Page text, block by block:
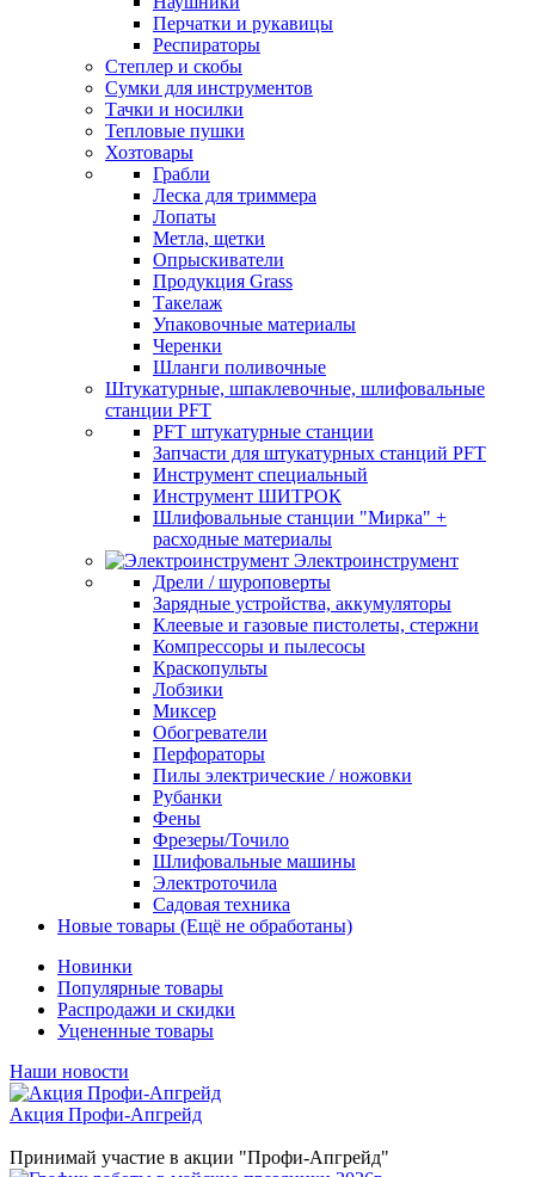
Перчатки и рукавицы
Респираторы
Степлер и скобы
Сумки для инструментов
Тачки и носилки
Тепловые пушки
Хозтовары
Грабли
Леска для триммера
Лопаты
Метла, щетки
Опрыскиватели
Продукция Grass
Такелаж
Упаковочные материалы
Черенки
Шланги поливочные
Штукатурные, шпаклевочные, шлифовальные
станции PFT
PFT штукатурные станции
Запчасти для штукатурных станций PFT
Инструмент специальный
Инструмент ШИТРОК
Шлифовальные станции "Мирка" +
расходные материалы
Электроинструмент
Дрели / шуроповерты
Зарядные устройства, аккумуляторы
Клеевые и газовые пистолеты, стержни
Компрессоры и пылесосы
Краскопульты
Лобзики
Миксер
Обогреватели
Перфораторы
Пилы электрические / ножовки
Рубанки
Фены
Фрезеры/Точило
Шлифовальные машины
Электроточила
Садовая техника
Новые товары (Ещё не обработаны)
Новинки
Популярные товары
Распродажи и скидки
Уцененные товары
Наши новости
Акция Профи-Апгрейд
Принимай участие в акции "Профи-Апгрейд"